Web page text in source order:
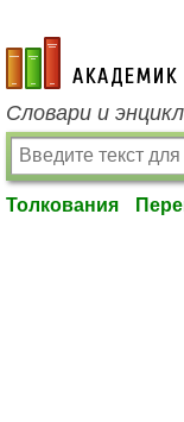
academic.ru
Словари и
Толкования